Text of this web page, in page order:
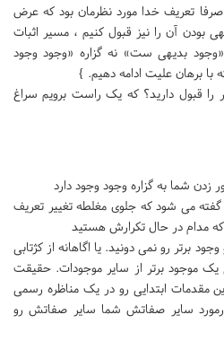
تعریف خدا مورد نظرمان بود که عرض
بودن آن را نیز قبول کنیم ، مسیر اثبات
«وجود بدیهی ست» نه گزاره «وجود وجود
برهان علیت ادامه دهیم. }
را قبول دارید؟ که یک راست برویم سراغ
زدن شما به گزاره وجود وجود دارد
گفته می شود که جلوی مغلطه تغییر تعریف
مدام در حال تکرارش هستید
برتر رو نمی دونید. یا اگاهانه از کژتابی
یک موجود برتر از سایر موجودات. حقیقت
مقدمات ابتدایی رو در یک مناظره رسمی
سایر صفاتش شما سایر صفاتش رو